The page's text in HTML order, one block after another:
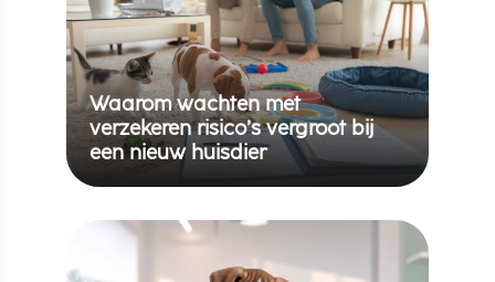
Waarom wachten met
verzekeren risico’s vergroot bij
een nieuw huisdier